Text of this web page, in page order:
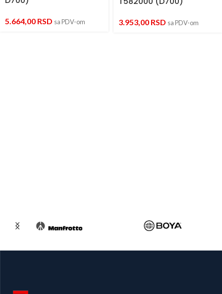
5.664,00 RSD sa PDV-om 3.953,00 RSD sa PDV-om